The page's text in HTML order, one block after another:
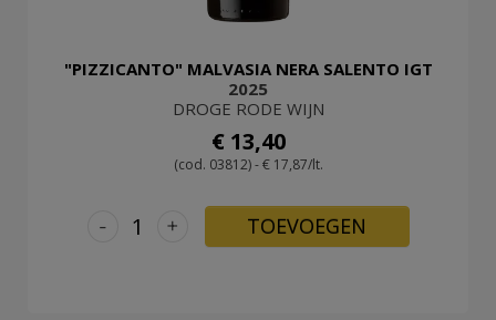
"PIZZICANTO" MALVASIA NERA SALENTO IGT
2025
DROGE RODE WIJN
€ 13,40
(cod. 03812) - € 17,87/lt.
+
- TOEVOEGEN